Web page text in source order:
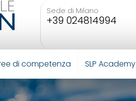
Sede di Milano
+39 024814994
di competenza SLP Academy